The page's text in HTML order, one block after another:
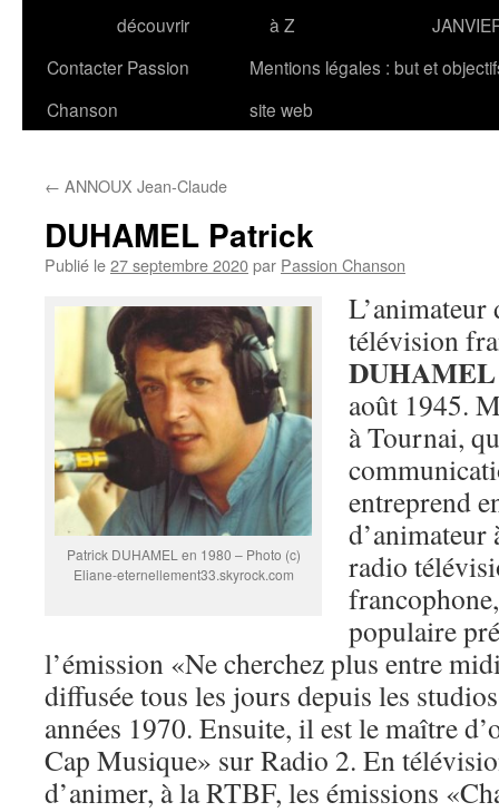
découvrir
à Z
Contacter Passion
Chanson
Mentions légales : but et
site web
← ANNOUX Jean-Claude
DUHAMEL Patrick
Publié le27 septembre 2020par Passion Chanson
Patrick DUHAMEL en 1980 – Photo (c)
Eliane-eternellement33.skyrock.com
L’animateur
télévision
DUHAMEL
août 1945.
à Tournai,
entreprend
radio
populaire
l’émission «Ne cherchez plus entre
diffusée tous les jours depuis les
années 1970. Ensuite, il est le maître
Cap Musique» sur Radio 2. En
d’animer, à la RTBF, les émissions